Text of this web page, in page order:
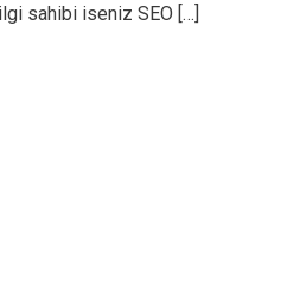
sahibi iseniz SEO […]